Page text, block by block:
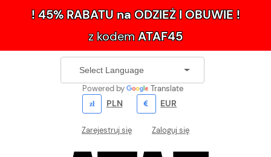
! 45% RABATU na ODZIEŻ I OBUWIE !
z kodemATAF45
Powered by Translate
PLN EUR
Zarejestruj się Zaloguj się